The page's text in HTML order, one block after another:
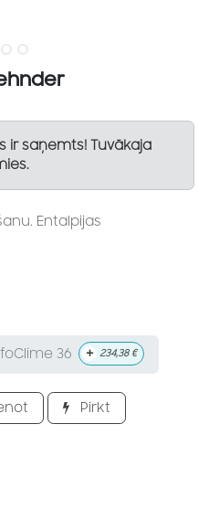
ir saņemts! Tuvākaja
Entalpijas
36 + 234,38€
Pirkt